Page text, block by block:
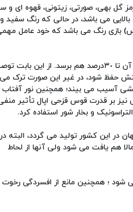
گل بهی، صورتی، زیتونی، قهوه ای و
می باشد، در حالی که رنگ سفید
بازی رنگ می باشد که خود عامل
معمولاً بین ۳تا ١٠درصد وزن اپال ها را آب تشکیل داده که می تواند مقدار آن تا ۳٠درصد هم برسد. از این
حفظ شود، در غیر این صورت ترک می
آسیب می بیند؛ همچنین نور آفتاب
نیز بر قدرت قوس قزحی اپال تأثیر
و بخار شور استفاده کرد.
و نزدیک به ٩۵درصد اپال های جهان در این کشور تولید می گردد، البته در
هم یافت می شود ولی آنها از لحاط
؛ همچنین مانع از افسردگی رخوت